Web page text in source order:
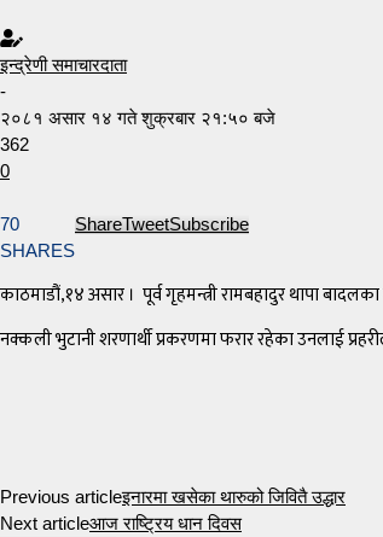
इन्द्रेणी समाचारदाता
-
२०८१ असार १४ गते शुक्रबार २१:५० बजे
362
0
70
SHARES
ShareTweetSubscribe
काठमाडौं,१४ असार । पूर्व गृहमन्त्री रामबहादुर थापा
नक्कली भुटानी शरणार्थी प्रकरणमा फरार रहेका उनलाई
Previous articleइनारमा खसेका थारुको जिवितै उद्धार
Next articleआज राष्ट्रिय धान दिवस